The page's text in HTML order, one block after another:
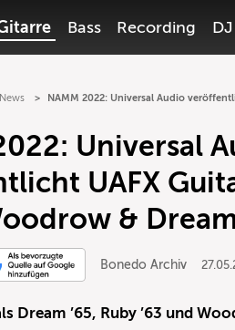
Bass Recording DJ
News
NAMM 2022: Universal Audio
Universal
UAFX
&
Bonedo Archiv
Dream ’65, Ruby ’63 und